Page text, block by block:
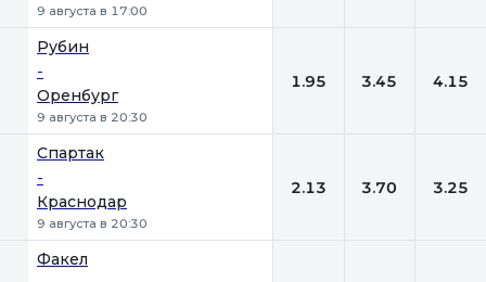
9 августа в 17:00
Рубин
-
Оренбург
9 августа в 20:30
1.95 3.45 4.15
Спартак
-
Краснодар
9 августа в 20:30
2.13 3.70 3.25
Факел